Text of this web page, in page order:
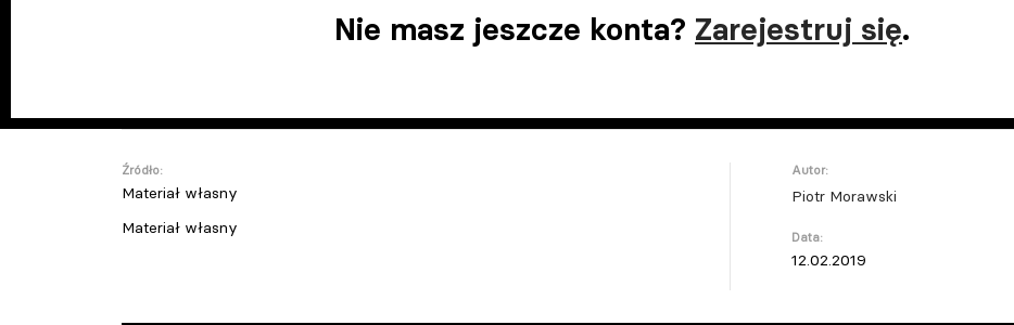
Nie masz jeszcze konta? Zarejestruj się.
Źródło:
Materiał własny
Materiał własny
Autor:
Piotr Morawski
Data:
12.02.2019